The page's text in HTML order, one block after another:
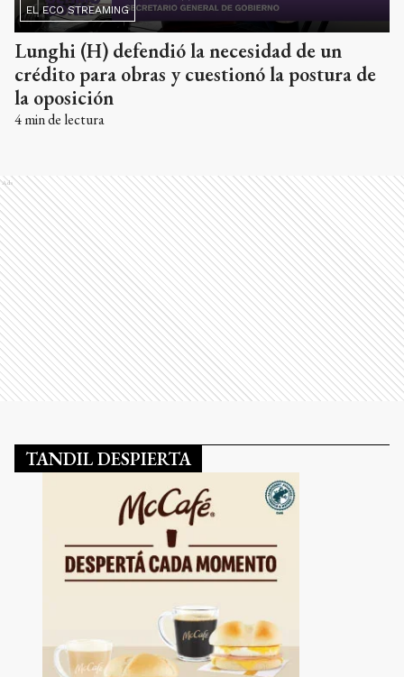
EL ECO STREAMING
Lunghi (H) defendió la necesidad de un
crédito para obras y cuestionó la postura de
la oposición
4min de lectura
Ads
TANDIL DESPIERTA